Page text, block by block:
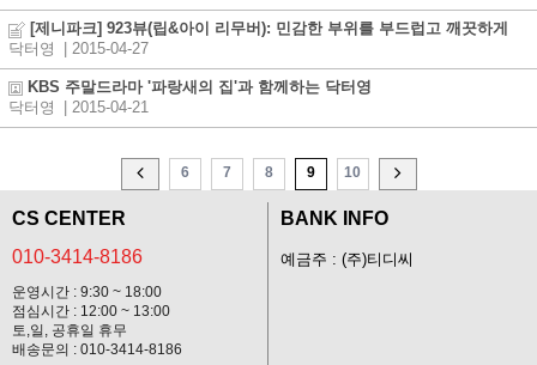
[제니파크] 923뷰(립&아이 리무버): 민감한 부위를 부드럽고 깨끗하게
닥터영
| 2015-04-27
KBS 주말드라마 '파랑새의 집'과 함께하는 닥터영
닥터영
| 2015-04-21
6 7 8 9 10
CS CENTER
010-3414-8186
운영시간 : 9:30 ~ 18:00
점심시간 : 12:00 ~ 13:00
토,일, 공휴일 휴무
배송문의 : 010-3414-8186
BANK INFO
예금주 : (주)티디씨